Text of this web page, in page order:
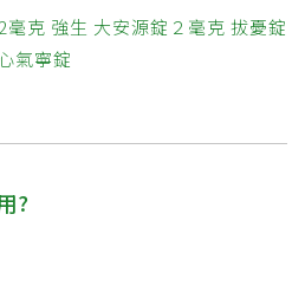
毫克 強生 大安源錠２毫克 拔憂錠
氣寧錠
?